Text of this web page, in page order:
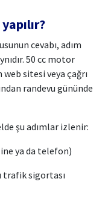
cevabı, adım
50 cc motor
sitesi veya çağrı
randevu gününde
şu adımlar izlenir:
ya da telefon)
trafik sigortası